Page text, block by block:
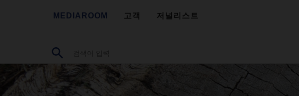
MEDIAROOM 고객 저널리스트